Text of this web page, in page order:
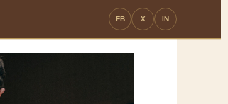
FB X IN